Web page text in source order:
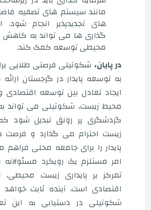
مانند سیستم های تصفیه
های تجدیدپذیر انجام شود.
گذاری ها می تواند به کاهش
محیطی توسعه کمک کند.
در پایان، شکوتیلی فرصتی طلایی
به توسعه پایدار در گرجستان
ایجاد تعادل بین توسعه
محیط زیست، شکوتیلی می تواند
گردشگری پر رونق تبدیل شود
زیست احترام می گذارد و
پایدار را برای جامعه محلی
امر مستلزم یک رویکرد
تمرکز بر پایداری زیست
اقتصادی است. آینده ثابت خواهد
شکوتیلی در دستیابی به این